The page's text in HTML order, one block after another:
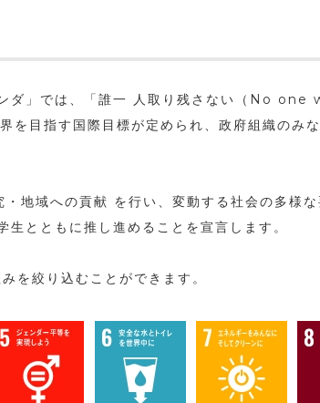
ダ」では、「誰一 人取り残さない（No one
目指す国際目標が定められ、政府組織のみ
地域への貢献 を行い、変動する社会の多様な
とともに推し進めることを宣言します。
を絞り込むことができます。